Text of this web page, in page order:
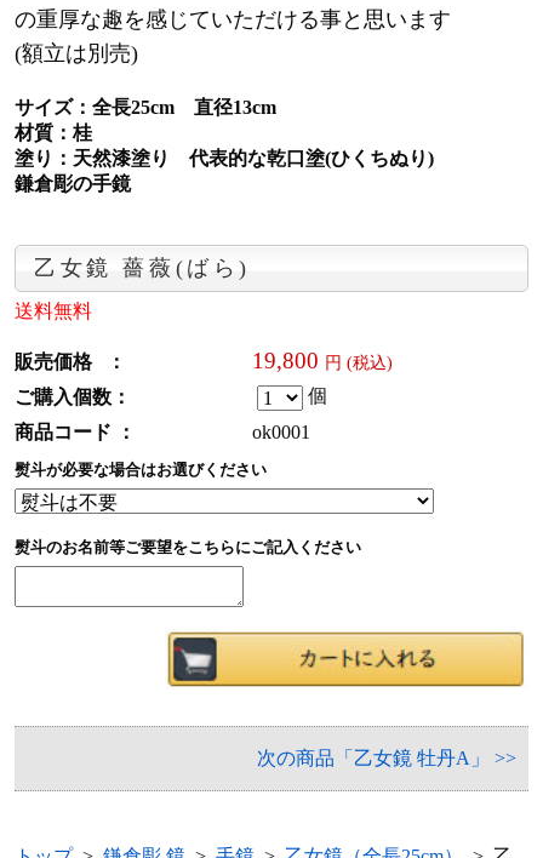
の重厚な趣を感じていただける事と思います
(額立は別売)
サイズ：全長25cm 直径13cm
材質：桂
塗り：天然漆塗り 代表的な乾口塗(ひくちぬり)
鎌倉彫の手鏡
乙女鏡 薔薇(ばら)
送料無料
販売価格 ： 19,800 円 (税込)
ご購入個数：
個
商品コード ：
ok0001
熨斗が必要な場合はお選びください
熨斗のお名前等ご要望をこちらにご記入ください
次の商品「乙女鏡 牡丹A」 >>